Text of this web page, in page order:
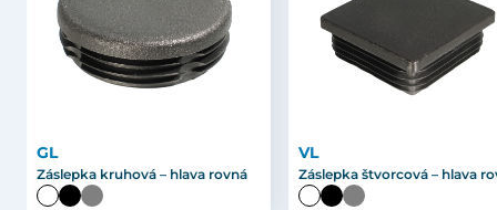
GL
Záslepka kruhová – hlava rovná
VL
Záslepka štvorcová – hlava